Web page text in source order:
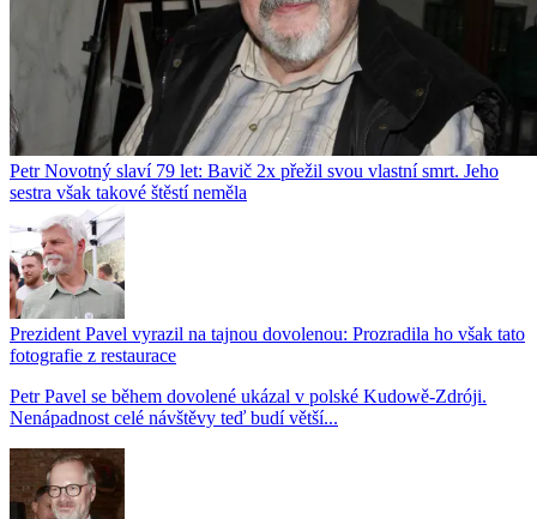
Petr Novotný slaví 79 let: Bavič 2x přežil svou vlastní smrt. Jeho
sestra však takové štěstí neměla
Prezident Pavel vyrazil na tajnou dovolenou: Prozradila ho však tato
fotografie z restaurace
Petr Pavel se během dovolené ukázal v polské Kudowě-Zdróji.
Nenápadnost celé návštěvy teď budí větší...